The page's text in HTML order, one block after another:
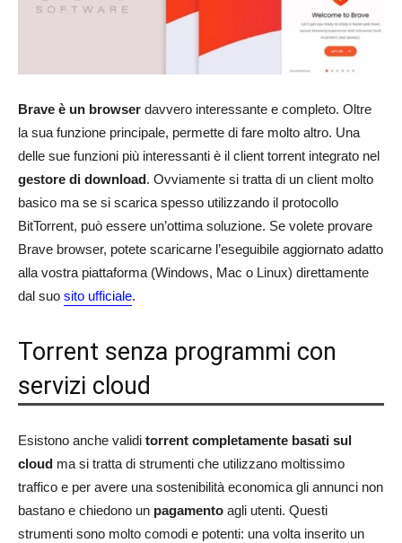
Brave è un browser davvero interessante e completo. Oltre
la sua funzione principale, permette di fare molto altro. Una
delle sue funzioni più interessanti è il client torrent integrato nel
gestore di download. Ovviamente si tratta di un client molto
basico ma se si scarica spesso utilizzando il protocollo
BitTorrent, può essere un’ottima soluzione. Se volete provare
Brave browser, potete scaricarne l’eseguibile aggiornato adatto
alla vostra piattaforma (Windows, Mac o Linux) direttamente
dal suo sito ufficiale.
Torrent senza programmi con
servizi cloud
Esistono anche validi torrent completamente basati sul
cloud ma si tratta di strumenti che utilizzano moltissimo
traffico e per avere una sostenibilità economica gli annunci non
bastano e chiedono un pagamento agli utenti. Questi
strumenti sono molto comodi e potenti: una volta inserito un